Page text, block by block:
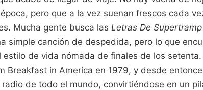
pero que a la vez suenan frescos cada
Mucha gente busca las Letras De
simple canción de despedida, pero lo que
estilo de vida nómada de finales de los
Breakfast in America en 1979, y desde
de todo el mundo, convirtiéndose en un